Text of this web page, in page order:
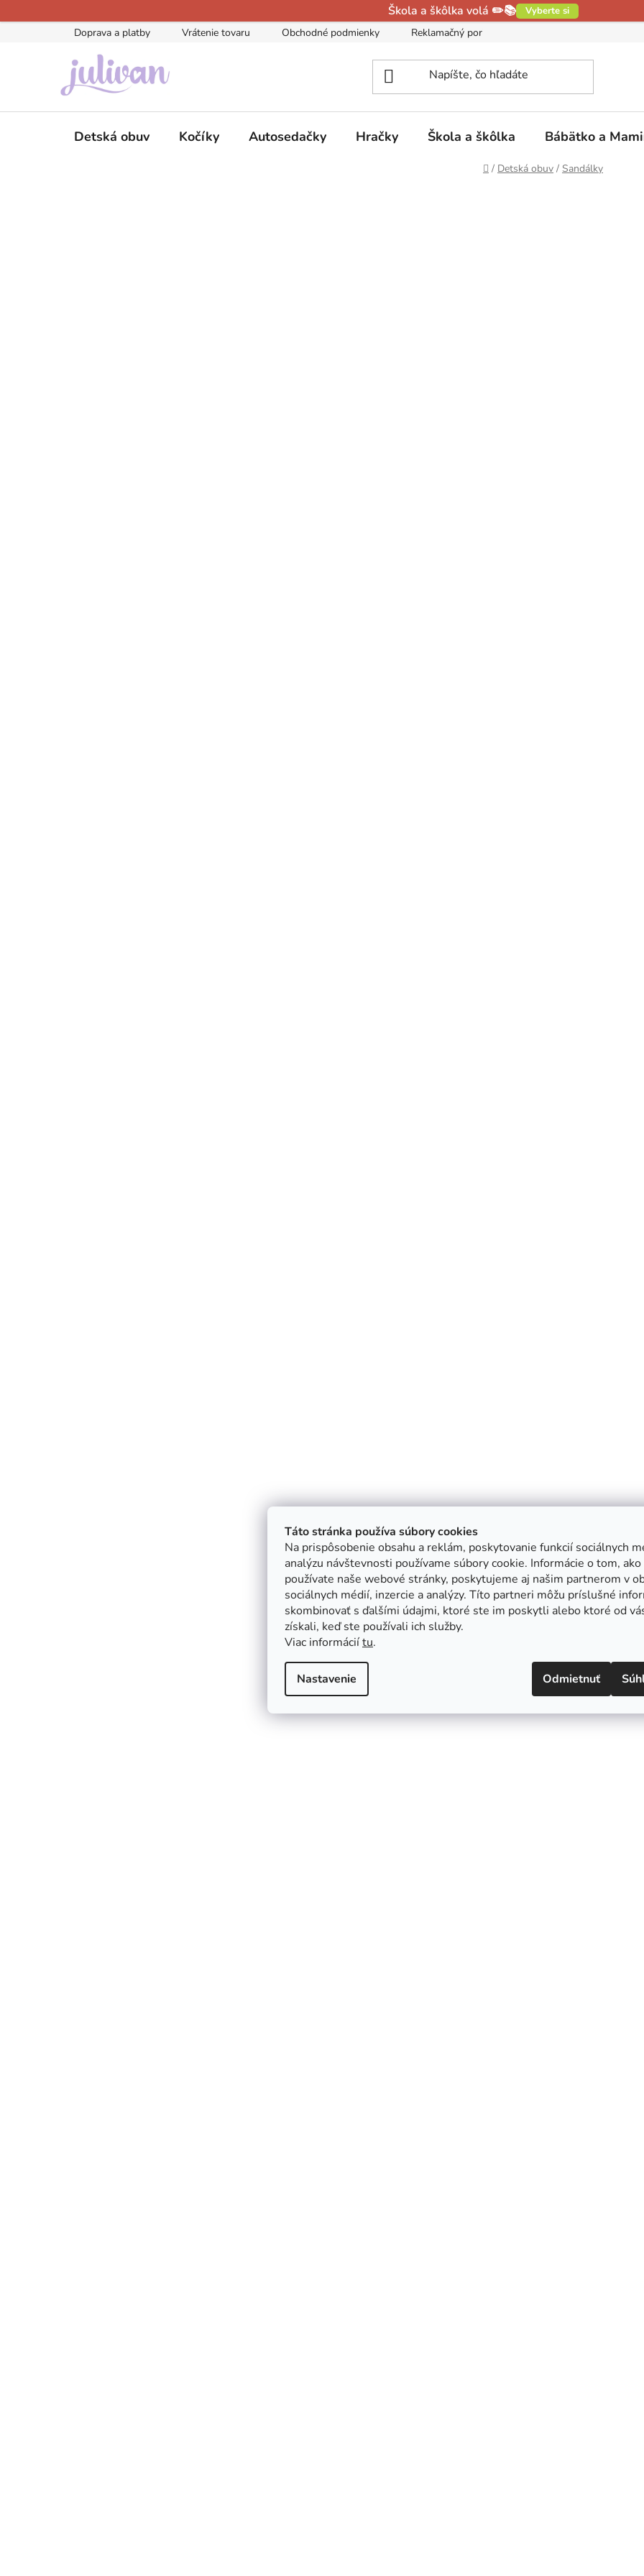
Táto stránka používa súbory cookies
Na prispôsobenie obsahu a reklám, poskytovanie funkcií sociálnych
analýzu návštevnosti používame súbory cookie. Informácie o tom, ako
používate naše webové stránky, poskytujeme aj našim partnerom v
sociálnych médií, inzercie a analýzy. Títo partneri môžu príslušné
skombinovať s ďalšími údajmi, ktoré ste im poskytli alebo ktoré od
získali, keď ste používali ich služby.
Viac informáciítu.
Nastavenie Odmietnuť
na
Škola a škôlka volá ✏️📚 Vyberte si
Doprava a platby Vrátenie tovaru Obchodné podmienky Reklamačný poriadok
Detská obuv Kočíky Autosedačky Hračky Škola a škôlka Bábätko a
Domov
/ Detská obuv / Sandálky